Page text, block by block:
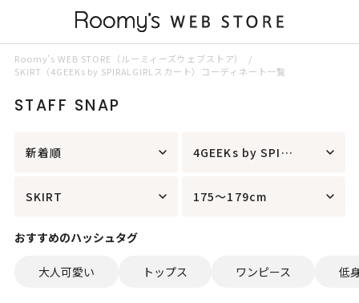
Roomy’s WEB STORE（ルーミィーズウェブストア）
SKIRT（4GEEKs by SPIRALGIRLスカート）コーディネート一覧
STAFF SNAP
新着順 4GEEKs by SPIRALGIRL
SKIRT 175～179cm
おすすめのハッシュタグ
大人可愛い トップス ワンピース 低